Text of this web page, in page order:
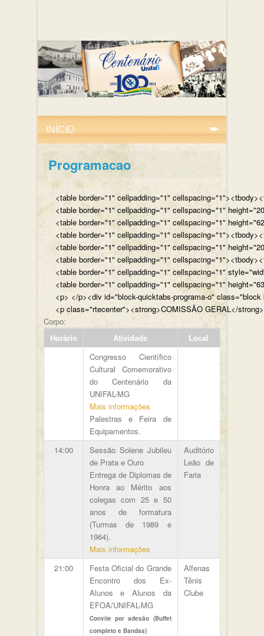
Programacao
<table border="1" cellpadding="1"
<table border="1" cellpadding="1" cellspacing="1"
<table border="1" cellpadding="1" cellspacing="1"
<table border="1" cellpadding="1"
<table border="1" cellpadding="1" cellspacing="1"
<table border="1" cellpadding="1"
<table border="1" cellpadding="1" cellspacing="1"
<table border="1" cellpadding="1" cellspacing="1"
<p> </p><div
<p class="rtecenter"><strong>COMISSÃO
Corpo:
Horário
Atividade
Local
Congresso Científico
Cultural Comemorativo
do Centenário da
UNIFAL-MG
Mais informações
Palestras e Feira de
Equipamentos.
14:00
Sessão Solene Jubileu
de Prata e Ouro
Entrega de Diplomas de
Honra ao Mérito aos
colegas com 25 e 50
anos de formatura
(Turmas de 1989 e
1964).
Mais informações
Auditório
Leão de
Faria
21:00
Festa Oficial do Grande
Encontro dos Ex-
Alunos e Alunos da
EFOA/UNIFAL-MG
Convite por adesão (Buffet
completo e Bandas)
Alfenas
Tênis
Clube